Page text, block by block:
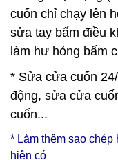
cuốn chỉ chạy lên
sửa tay bấm điều
làm hư hỏng bấm
* Sửa cửa cuốn
động, sửa cửa
cuốn...
* Làm thêm sao
hiện có